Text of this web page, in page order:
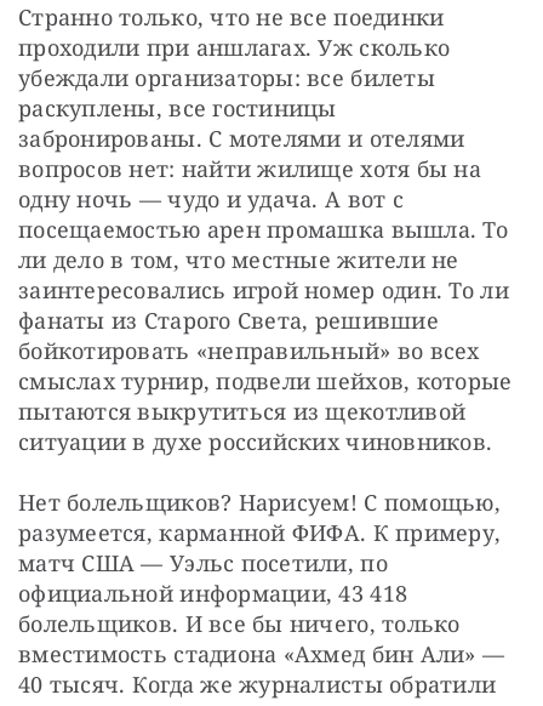
Странно только, что не все поединки
проходили при аншлагах. Уж сколько
убеждали организаторы: все билеты
раскуплены, все гостиницы
забронированы. С мотелями и отелями
вопросов нет: найти жилище хотя бы на
одну ночь — чудо и удача. А вот с
посещаемостью арен промашка вышла. То
ли дело в том, что местные жители не
заинтересовались игрой номер один. То ли
фанаты из Старого Света, решившие
бойкотировать «неправильный» во всех
смыслах турнир, подвели шейхов, которые
пытаются выкрутиться из щекотливой
ситуации в духе российских чиновников.
Нет болельщиков? Нарисуем! С помощью,
разумеется, карманной ФИФА. К примеру,
матч США — Уэльс посетили, по
официальной информации, 43 418
болельщиков. И все бы ничего, только
вместимость стадиона «Ахмед бин Али» —
40 тысяч. Когда же журналисты обратили